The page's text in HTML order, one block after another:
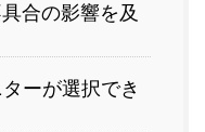
合の影響を及
ーが選択でき